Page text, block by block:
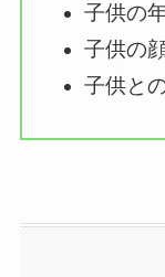
子供の
子供の
子供と